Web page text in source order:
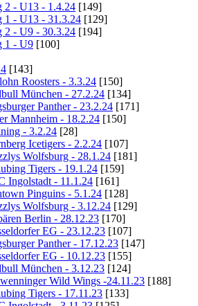
2 - U13 - 1.4.24 [149]
1 - U13 - 31.3.24 [129]
2 - U9 - 30.3.24 [194]
1 - U9 [100]
[143]
Roosters - 3.3.24 [150]
München - 27.2.24 [134]
Panther - 23.2.24 [171]
Mannheim - 18.2.24 [150]
- 3.2.24 [28]
Icetigers - 2.2.24 [107]
Wolfsburg - 28.1.24 [181]
Tigers - 19.1.24 [159]
Ingolstadt - 11.1.24 [161]
Pinguins - 5.1.24 [128]
Wolfsburg - 3.12.24 [129]
Berlin - 28.12.23 [170]
EG - 23.12.23 [107]
Panther - 17.12.23 [147]
EG - 10.12.23 [155]
München - 3.12.23 [124]
Wild Wings -24.11.23 [188]
Tigers - 17.11.23 [133]